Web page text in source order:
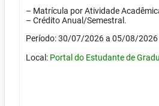
– Matrícula por Atividade
– Crédito Anual/Semestral.
Período: 30/07/2026 a 05/08/2026
Local: Portal do Estudante de